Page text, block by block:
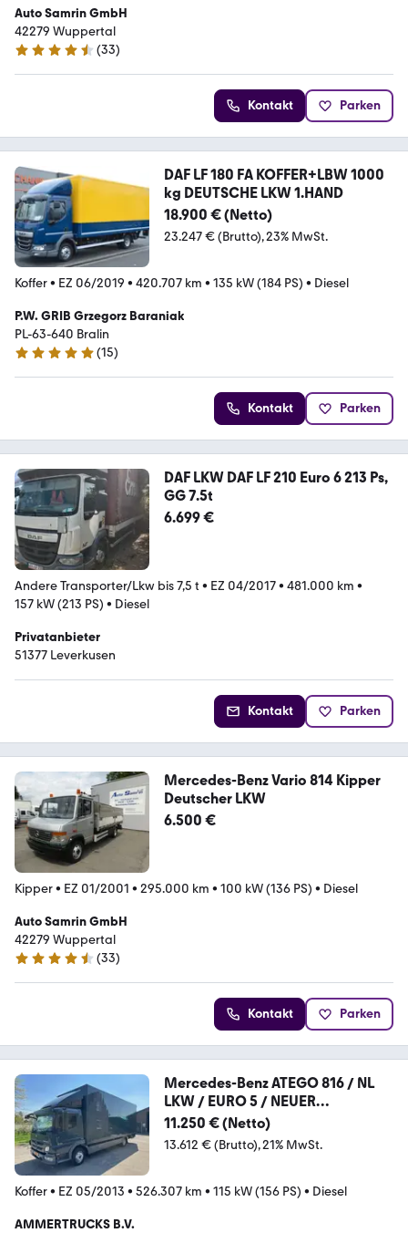
Auto Samrin GmbH
42279 Wuppertal
4.7 Sterne
(33)
Kontakt Parken
DAF LF 180 FA KOFFER+LBW 1000
kg DEUTSCHE LKW 1.HAND
18.900 € (Netto)
23.247 € (Brutto) 23% MwSt.
Koffer• EZ 06/2019 • 420.707 km • 135 kW (184 PS) • Diesel
P.W. GRIB Grzegorz Baraniak
PL-63-640 Bralin
5 Sterne
(15)
Kontakt Parken
DAF LKW DAF LF 210 Euro 6 213 Ps,
GG 7.5t
6.699 €
Andere Transporter/Lkw bis 7,5 t • EZ 04/2017• 481.000 km •
157 kW (213 PS) • Diesel
Privatanbieter
51377 Leverkusen
Kontakt Parken
Mercedes-Benz Vario 814 Kipper
Deutscher LKW
6.500 €
Kipper• EZ 01/2001 • 295.000 km • 100 kW (136 PS) • Diesel
Auto Samrin GmbH
42279 Wuppertal
4.7 Sterne
(33)
Kontakt Parken
Mercedes-Benz ATEGO 816 / NL
LKW / EURO 5 / NEUER
DREHZAHLMESS
11.250 € (Netto)
13.612 € (Brutto) 21% MwSt.
Koffer• EZ 05/2013 • 526.307 km • 115 kW (156 PS) • Diesel
AMMERTRUCKS B.V.